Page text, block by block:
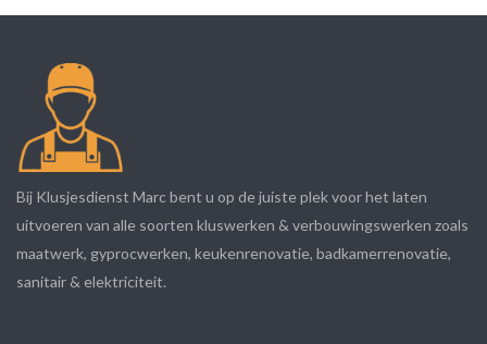
Bij Klusjesdienst Marc bent u op de juiste plek voor het laten
uitvoeren van alle soorten kluswerken & verbouwingswerken zoals
maatwerk, gyprocwerken, keukenrenovatie, badkamerrenovatie,
sanitair & elektriciteit.